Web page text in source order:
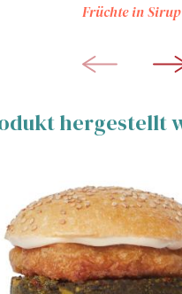
Früchte in Sirup
hergestellt